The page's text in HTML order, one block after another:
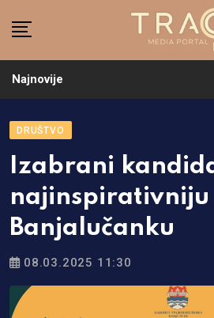
Najnovije
DRUŠTVO
Izabrani
najinspirativniju
Banjalučanku
08.03.2025 11:30